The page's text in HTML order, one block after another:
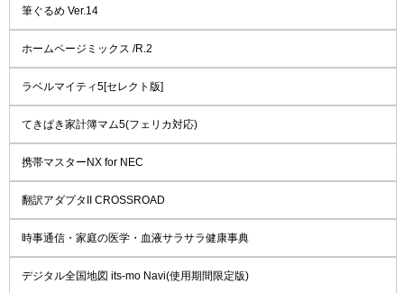
筆ぐるめ Ver.14
ホームページミックス /R.2
ラベルマイティ5[セレクト版]
てきぱき家計簿マム5(フェリカ対応)
携帯マスターNX for NEC
翻訳アダプタII CROSSROAD
時事通信・家庭の医学・血液サラサラ健康事典
デジタル全国地図 its-mo Navi(使用期間限定版)